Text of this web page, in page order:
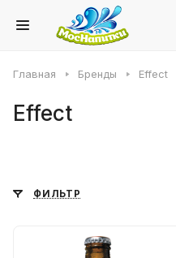
Главная Бренды Effect
Effect
ФИЛЬТР